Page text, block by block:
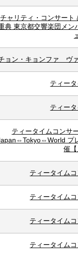
チャリティ・コンサート
典 東京都交響楽団メン
ョン・キョンファ ヴ
ティー
ティー
ティータイムコンサ
プ
催【
ティータイム
ティータイム
ティータイム
ティータイム